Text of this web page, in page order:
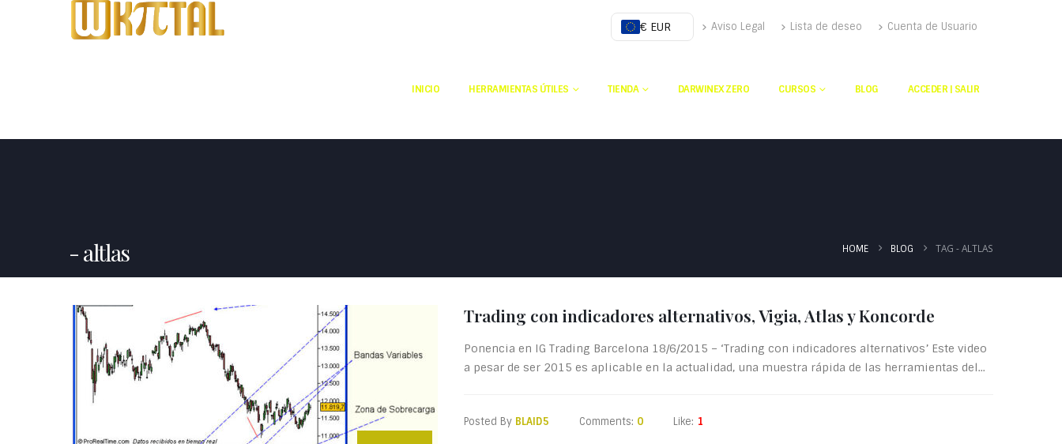
€ EUR Aviso Legal Lista de deseo Cuenta de Usuario
INICIO HERRAMIENTAS ÚTILES TIENDA DARWINEX ZERO CURSOS BLOG ACCEDER | SALIR
altlas HOME BLOG TAG -ALTLAS
Trading con indicadores alternativos, Vigia, Atlas y Koncorde
Ponencia en IG Trading Barcelona 18/6/2015 – ‘Trading con indicadores alternativos’ Este video
a pesar de ser 2015 es aplicable en la actualidad, una muestra rápida de las herramientas del...
Posted By BLAID5 Comments: 0 Like: 1